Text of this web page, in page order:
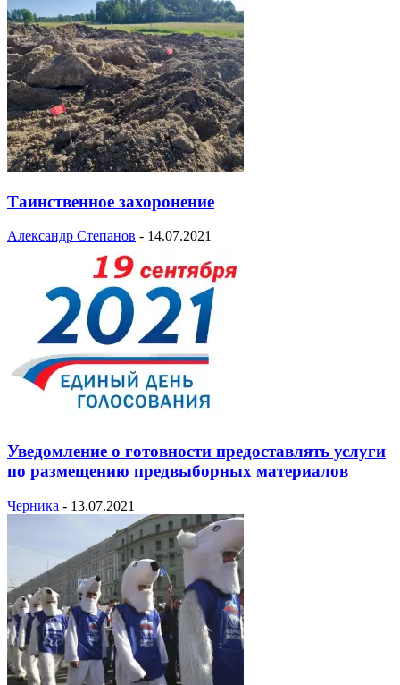
Таинственное захоронение
Александр Степанов - 14.07.2021
Уведомление о готовности предоставлять услуги
по размещению предвыборных материалов
Черника - 13.07.2021